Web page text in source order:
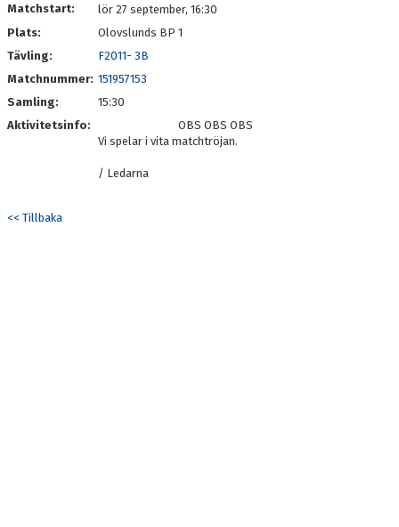
Matchstart:
lör 27 september, 16:30
Plats:
Olovslunds BP 1
Tävling:
F2011- 3B
Matchnummer: 151957153
Samling:
15:30
Aktivitetsinfo:
OBS OBS OBS
Vi spelar i vita matchtröjan.
/ Ledarna
<< Tillbaka